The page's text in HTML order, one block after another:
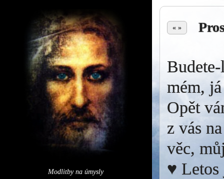
Modlitby na úmysly
« »
mém,
Opět
z vás
věc,
♥ Letos